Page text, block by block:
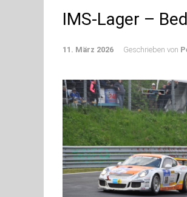
IMS-Lager –
11. März 2026 Geschrieben von